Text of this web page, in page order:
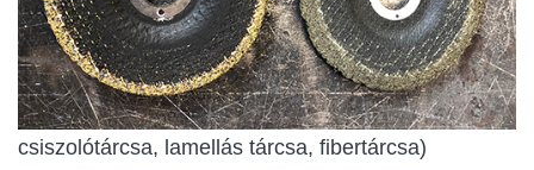
csiszolótárcsa, lamellás tárcsa, fibertárcsa)